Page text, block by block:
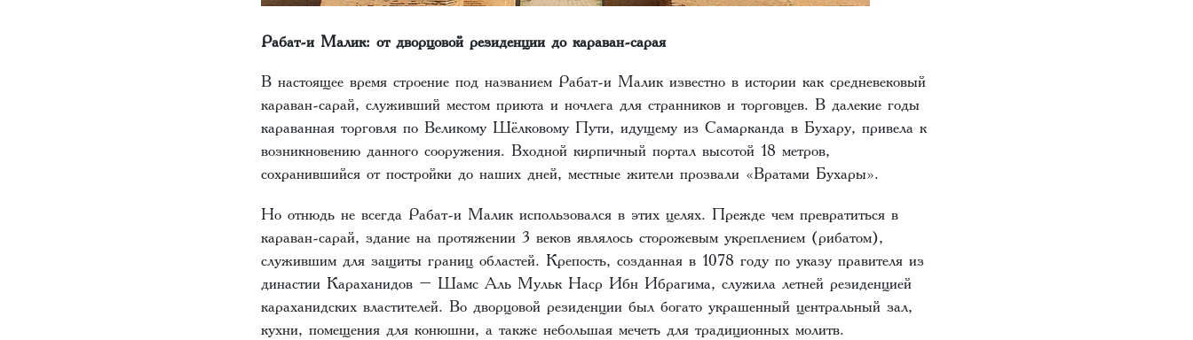
Рабат-и Малик: от дворцовой резиденции до караван-сарая
В настоящее время строение под названием Рабат-и Малик известно в истории как средневековый
караван-сарай, служивший местом приюта и ночлега для странников и торговцев. В далекие годы
караванная торговля по Великому Шёлковому Пути, идущему из Самарканда в Бухару, привела к
возникновению данного сооружения. Входной кирпичный портал высотой 18 метров,
сохранившийся от постройки до наших дней, местные жители прозвали «Вратами Бухары».
Но отнюдь не всегда Рабат-и Малик использовался в этих целях. Прежде чем превратиться в
караван-сарай, здание на протяжении 3 веков являлось сторожевым укреплением (рибатом),
служившим для защиты границ областей. Крепость, созданная в 1078 году по указу правителя из
династии Караханидов – Шамс Аль Мульк Наср Ибн Ибрагима, служила летней резиденцией
караханидских властителей. Во дворцовой резиденции был богато украшенный центральный зал,
кухни, помещения для конюшни, а также небольшая мечеть для традиционных молитв.